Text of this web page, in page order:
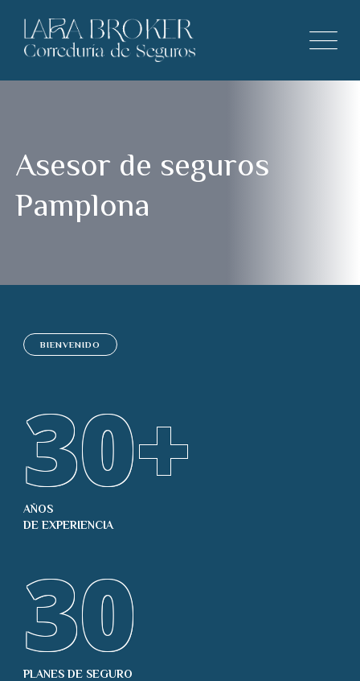
Asesor de seguros
Pamplona
BIENVENIDO
30+
AÑOS
DE EXPERIENCIA
30
PLANES DE SEGURO